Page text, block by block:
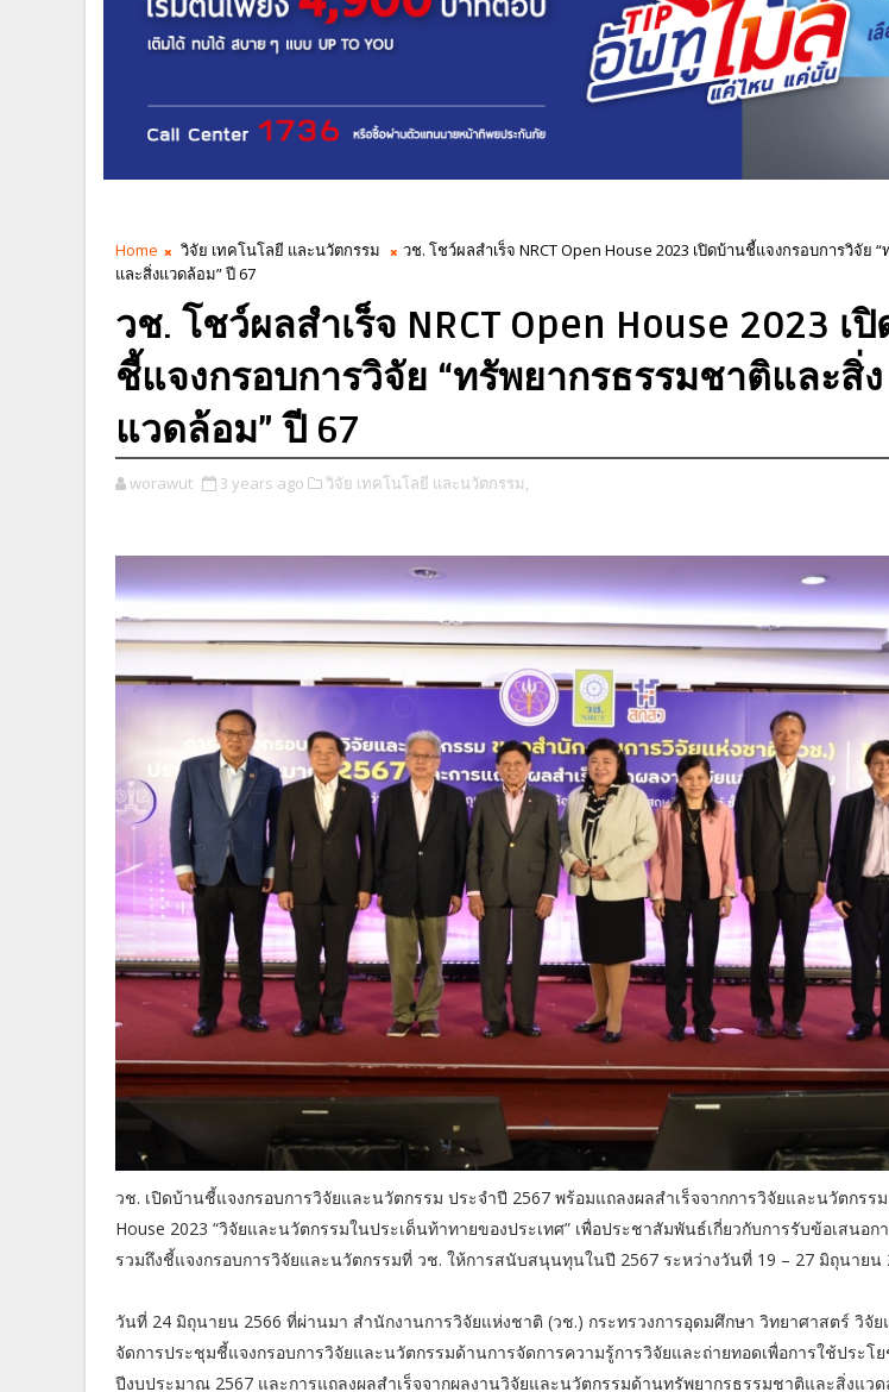
Home วิจัย เทคโนโลยี และนวัตกรรม
วช. โชว์ผลสำเร็จ NRCT Open House 2023 เปิดบ้านชี้แจงกรอบการวิจัย
และสิ่งแวดล้อม” ปี 67
วช. โชว์ผลสำเร็จ NRCT Open House 2023 เ
ชี้แจงกรอบการวิจัย “ทรัพยากรธรรมชาติและสิ่ง
แวดล้อม” ปี 67
worawut 3 years ago วิจัย เทคโนโลยี และนวัตกรรม,
วช. เปิดบ้านชี้แจงกรอบการวิจัยและนวัตกรรม ประจำปี 2567 พร้อมแถลงผลสำเร็จจากการวิจัยและนวัตกรรม
House 2023 “วิจัยและนวัตกรรมในประเด็นท้าทายของประเทศ” เพื่อประชาสัมพันธ์เกี่ยวกับการรับข้อเสนอ
รวมถึงชี้แจงกรอบการวิจัยและนวัตกรรมที่ วช. ให้การสนับสนุนทุนในปี 2567 ระหว่างวันที่ 19 – 27 มิถุนายน
วันที่ 24 มิถุนายน 2566 ที่ผ่านมา สำนักงานการวิจัยแห่งชาติ (วช.) กระทรวงการอุดมศึกษา วิทยาศาสตร์ วิจั
จัดการประชุมชี้แจงกรอบการวิจัยและนวัตกรรมด้านการจัดการความรู้การวิจัยและถ่ายทอดเพื่อการใช้ประโ
ปีงบประมาณ 2567 และการแถลงผลสำเร็จจากผลงานวิจัยและนวัตกรรมด้านทรัพยากรธรรมชาติและสิ่งแวด